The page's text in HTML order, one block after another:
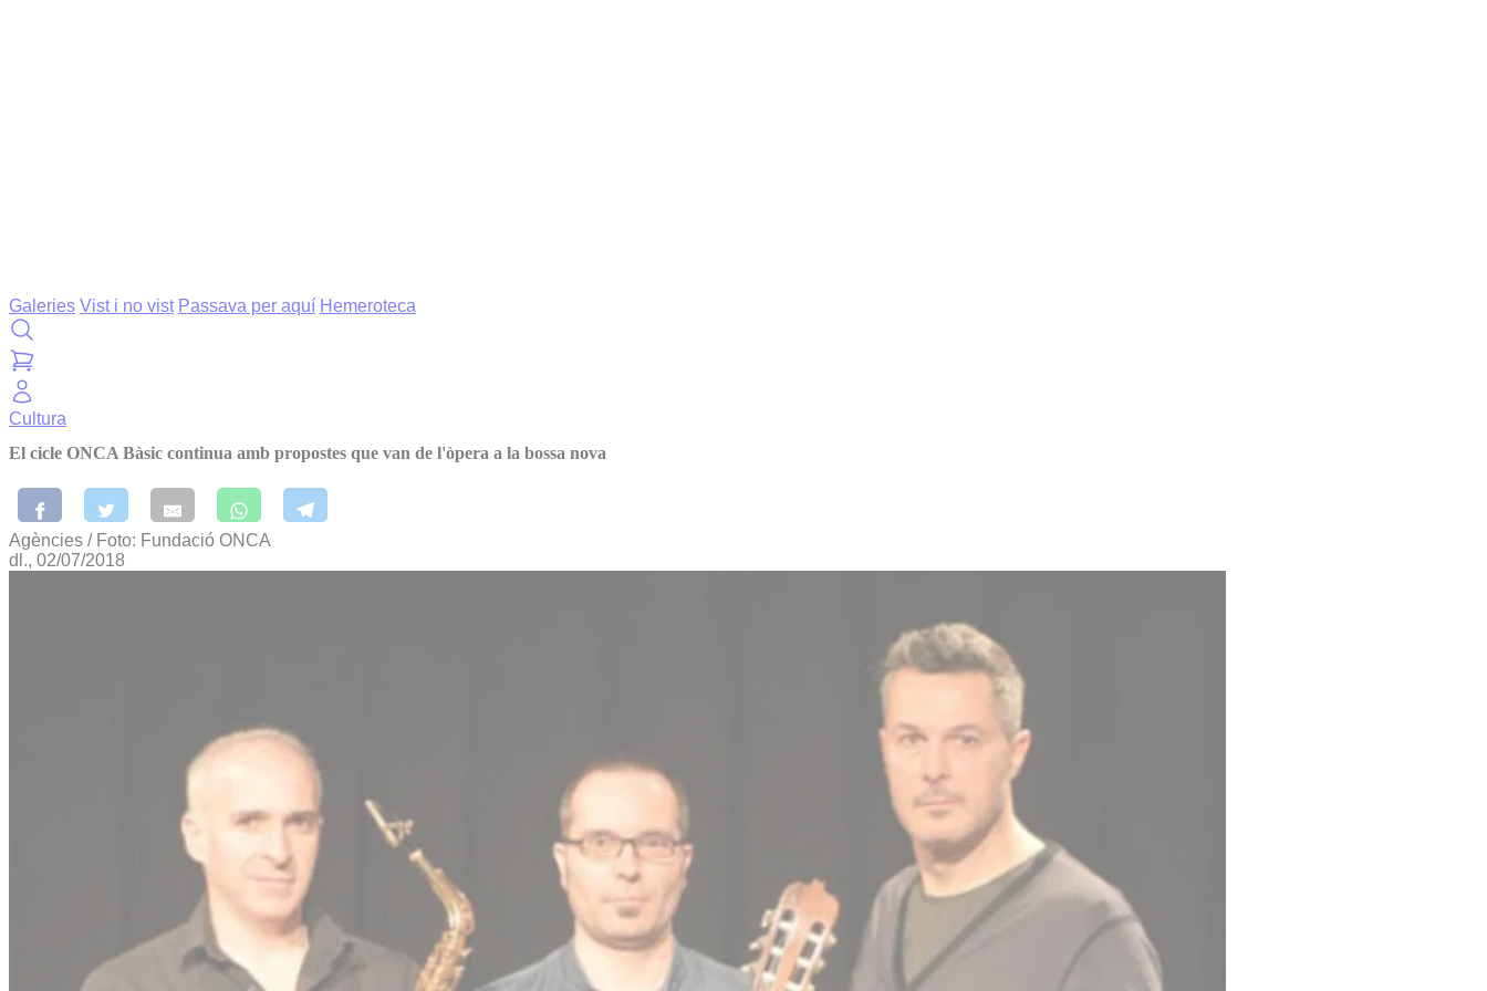
Galeries Vist i no vist Passava per aquí Hemeroteca
Cultura
El cicle ONCA Bàsic continua amb propostes que van de l'òpera a la bossa nova
Agències / Foto: Fundació ONCA
dl., 02/07/2018